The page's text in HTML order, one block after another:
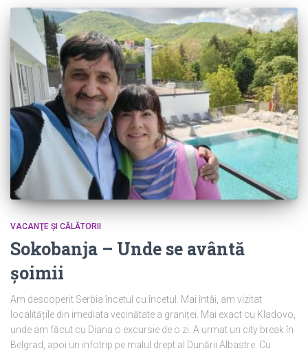
VACANŢE ŞI CĂLĂTORII
Sokobanja – Unde se avântă
șoimii
Am descoperit Serbia încetul cu încetul. Mai întâi, am vizitat
localitățile din imediata vecinătate a graniței. Mai exact cu Kladovo,
unde am făcut cu Diana o excursie de o zi. A urmat un city break în
Belgrad, apoi un infotrip pe malul drept al Dunării Albastre. Cu